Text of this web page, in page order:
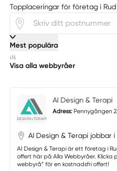
Topplaceringar för företag i Rud
Mest populära
Visa alla webbyråer
AI Design & Terapi
Adress: Pennygången
AI Design & Terapi jobbar i
AI Design & Terapi är ett företag i
offert här på Alla Webbyråer. Klicka
webbyrå” för en kostnadsfri offert!